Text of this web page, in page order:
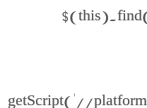
} $.getScript('//